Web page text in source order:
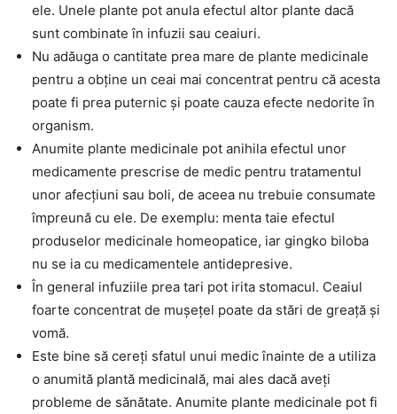
ele. Unele plante pot anula efectul altor plante dacă
sunt combinate în infuzii sau ceaiuri.
Nu adăuga o cantitate prea mare de plante medicinale
pentru a obține un ceai mai concentrat pentru că acesta
poate fi prea puternic și poate cauza efecte nedorite în
organism.
Anumite plante medicinale pot anihila efectul unor
medicamente prescrise de medic pentru tratamentul
unor afecțiuni sau boli, de aceea nu trebuie consumate
împreună cu ele. De exemplu: menta taie efectul
produselor medicinale homeopatice, iar gingko biloba
nu se ia cu medicamentele antidepresive.
În general infuziile prea tari pot irita stomacul. Ceaiul
foarte concentrat de mușețel poate da stări de greață și
vomă.
Este bine să cereți sfatul unui medic înainte de a utiliza
o anumită plantă medicinală, mai ales dacă aveți
probleme de sănătate. Anumite plante medicinale pot fi